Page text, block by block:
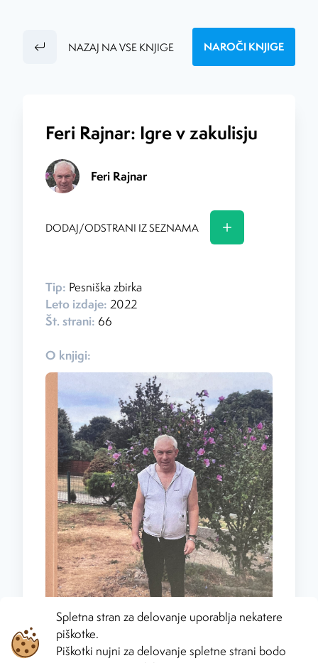
NAZAJ NA VSE KNJIGE NAROČI KNJIGE
Feri Rajnar: Igre v zakulisju
Feri Rajnar
DODAJ/ODSTRANI IZ SEZNAMA
Tip: Pesniška zbirka
Leto izdaje: 2022
Št. strani: 66
O knjigi:
Spletna stran za delovanje uporablja nekatere
piškotke.
Piškotki nujni za delovanje spletne strani bodo